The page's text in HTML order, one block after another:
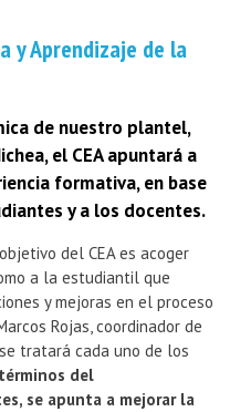
y Aprendizaje de la
de nuestro plantel,
el CEA apuntará a
formativa, en base
y a los docentes.
del CEA es acoger
a la estudiantil que
y mejoras en el proceso
Rojas, coordinador de
tratará cada uno de los
del
se apunta a mejorar la